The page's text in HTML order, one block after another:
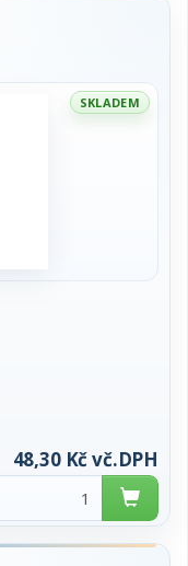
SKLADEM
48,30 Kč vč.DPH